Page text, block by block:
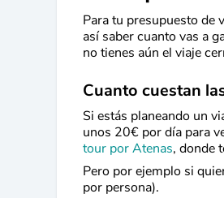
Para tu presupuesto de
así saber cuanto vas a
no tienes aún el viaje
Cuanto cuestan
Si estás planeando un
unos 20€ por día para
tour por Atenas, donde
Pero por ejemplo si
por persona).